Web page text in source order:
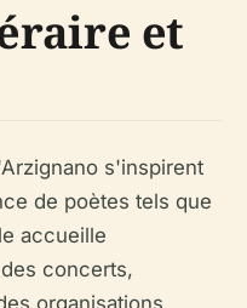
et
s'inspirent
de poètes tels que
accueille
concerts,
organisations